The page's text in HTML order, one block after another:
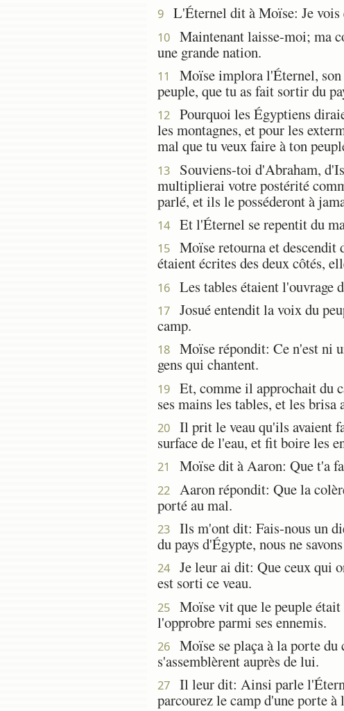
9 L'Éternel dit à Moïse: Je vois
10
Maintenant laisse-moi; ma
une grande nation.
11
Moïse implora l'Éternel,
peuple, que tu as fait sortir du
12
Pourquoi les Égyptiens
les montagnes, et pour les
mal que tu veux faire à ton
13
Souviens-toi d'Abraham,
multiplierai votre postérité
parlé, et ils le posséderont à
14 Et l'Éternel se repentit du
15
Moïse retourna et descendit
étaient écrites des deux côtés,
16 Les tables étaient l'ouvrage
17
Josué entendit la voix du
camp.
18
Moïse répondit: Ce n'est ni
gens qui chantent.
19
Et, comme il approchait du
ses mains les tables, et les brisa
20
Il prit le veau qu'ils avaient
surface de l'eau, et fit boire les
21 Moïse dit à Aaron: Que t'a
22
Aaron répondit: Que la
porté au mal.
23
Ils m'ont dit: Fais-nous un
du pays d'Égypte, nous ne
24
Je leur ai dit: Que ceux qui
est sorti ce veau.
25
Moïse vit que le peuple était
l'opprobre parmi ses ennemis.
26
Moïse se plaça à la porte
s'assemblèrent auprès de lui.
27
Il leur dit: Ainsi parle
parcourez le camp d'une porte à